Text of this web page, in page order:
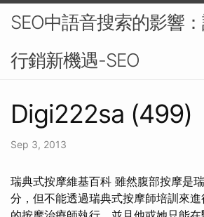
SEO中語音搜索的影響
行銷新機遇-SEO
Digi222sa (499)
Sep 3, 2013
瑞典式按摩維基百科 雖然腹部按摩是
分，但不能透過瑞典式按摩師培訓來